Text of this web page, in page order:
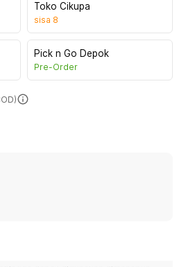
Toko Cikupa
sisa 8
Pick n Go Depok
Pre-Order